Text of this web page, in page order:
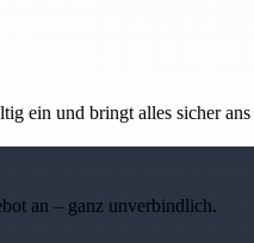
ein und bringt alles sicher
an – ganz unverbindlich.